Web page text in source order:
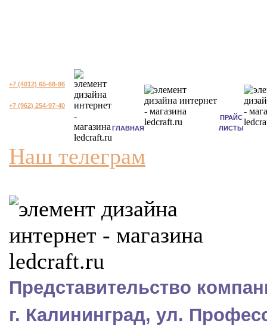
+7 (4012) 65-68-86
+7 (962) 254-97-40
ГЛАВНАЯ
ПРАЙС
ЛИСТЫ
Наш телеграм
Представительство
г. Калининград, ул.